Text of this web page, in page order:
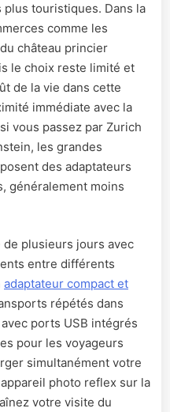
touristiques. Dans la
comme les
château princier
le choix reste limité et
de la vie dans cette
immédiate avec la
vous passez par Zurich
les grandes
des adaptateurs
généralement moins
plusieurs jours avec
entre différents
adaptateur compact et
répétés dans
ports USB intégrés
pour les voyageurs
simultanément votre
photo reflex sur la
votre visite du